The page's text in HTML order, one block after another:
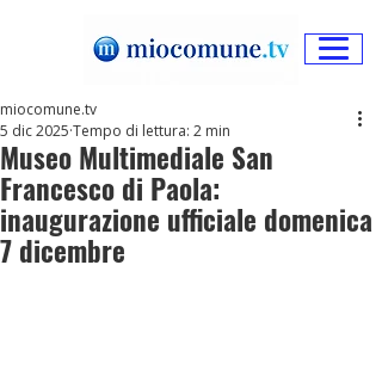
Museo Multimediale San
Francesco di Paola:
inaugurazione ufficiale domenica
7 dicembre
miocomune.tv
5 dic 2025 Tempo di lettura: 2 min